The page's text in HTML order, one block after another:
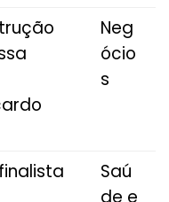
Neg
ócio
s
Saú
de e